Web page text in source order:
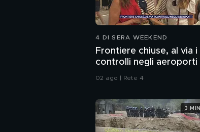
4 DI SERA WEEKEND
Frontiere chiuse, al via i
controlli negli aeroporti
02 ago | Rete 4
3 MIN